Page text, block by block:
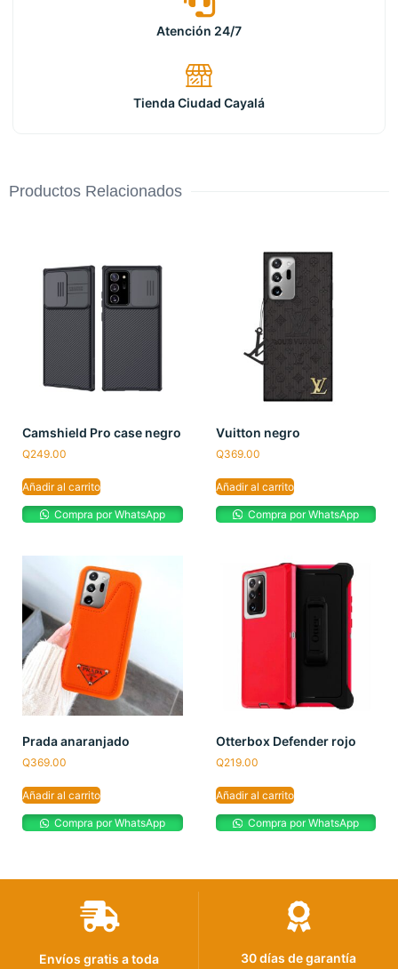
Atención 24/7
Tienda Ciudad Cayalá
Productos Relacionados
Camshield Pro case negro
Q249.00
Añadir al carrito
Compra por WhatsApp
Vuitton negro
Q369.00
Añadir al carrito
Compra por WhatsApp
Prada anaranjado
Q369.00
Añadir al carrito
Compra por WhatsApp
Otterbox Defender rojo
Q219.00
Añadir al carrito
Compra por WhatsApp
Envíos gratis a toda
30 días de garantía